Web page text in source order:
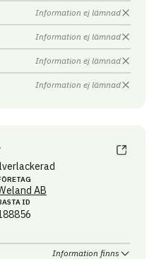
Information ej lämnad
Information ej lämnad
Information ej lämnad
Information ej lämnad
AB
ID
Information finns